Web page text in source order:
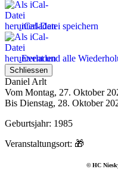
iCal-Datei speichern
Event und alle
Schliessen
Daniel Arlt
Vom Montag, 27. Oktober
Bis Dienstag, 28. Oktober
Geburtsjahr: 1985
Veranstaltungsort: 🎁
© HC